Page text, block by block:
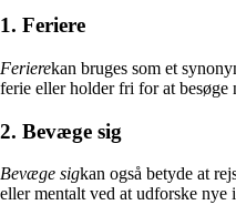
1. Feriere
Ferierekan bruges som et
ferie eller holder fri for at besøge
2. Bevæge sig
Bevæge sigkan også betyde at
eller mentalt ved at udforske nye